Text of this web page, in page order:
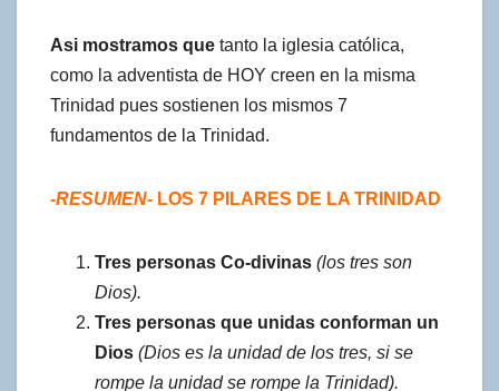
Asi mostramos que tanto la iglesia católica,
como la adventista de HOY creen en la misma
Trinidad pues sostienen los mismos 7
fundamentos de la Trinidad.
-RESUMEN- LOS 7 PILARES DE LA TRINIDAD
Tres personas Co-divinas (los tres son
Dios).
Tres personas que unidas conforman un
Dios (Dios es la unidad de los tres, si se
rompe la unidad se rompe la Trinidad).